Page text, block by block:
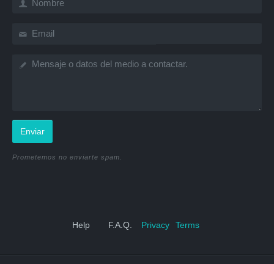
Enviar
Prometemos no enviarte spam.
Help F.A.Q. Privacy Terms